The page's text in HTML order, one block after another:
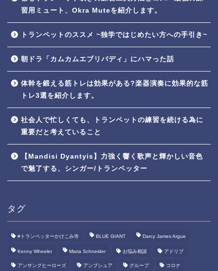
習用ミュート、Okra Muteを紹介します。
トランペットのススメ ~独学ではじめたい方への手引き~
朝ドラ「カムカムエブリバディ」にハマった話
体幹を鍛える筋トレは効果がある?楽器演奏に効果的な筋
トレ3選を紹介します。
社会人で忙しくても、トランペットの練習を続ける為に
重要だと考えていること
【Mandisi Dyantyis】力強く響く歌声と輝かしい音色
で魅了する、シンガー/トランペッター
タグ
#トランペッターかけこみ寺 BLUE GIANT Darcy James Argue
Kenny Wheeler Maria Schneider お悩み相談 アドリブ
アンサングヒーローズ アンブシュア グループ コロナ